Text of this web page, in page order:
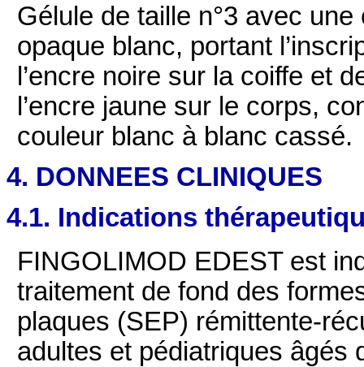
Gélule de taille n°3 avec
opaque blanc, portant
l’encre noire sur la coiffe et
l’encre jaune sur le corps,
couleur blanc à blanc cassé.
4. DONNEES CLINIQUES
4.1. Indications
FINGOLIMOD EDEST est
traitement de fond des
plaques (SEP) rémittente-
adultes et pédiatriques âgés